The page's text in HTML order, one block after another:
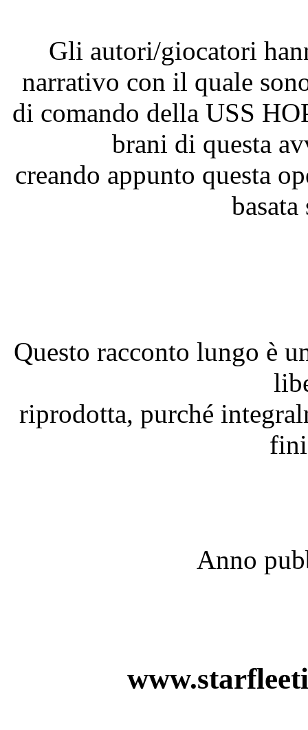
Gli autori/giocatori
narrativo con il quale
di comando della USS
brani di questa
creando appunto questa
Questo racconto lungo è
riprodotta, purché
Anno